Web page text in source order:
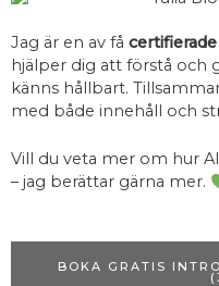
Jag är en av få
hjälper dig att förstå och
känns hållbart.
med både innehåll och
Vill du veta mer om hur
– jag berättar gärna mer.
BOKA GRATIS